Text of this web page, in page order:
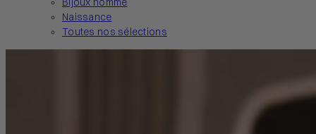
Naissance
Toutes nos sélections